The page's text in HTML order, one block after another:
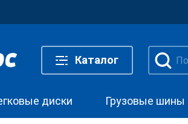
Каталог
диски Грузовые шины